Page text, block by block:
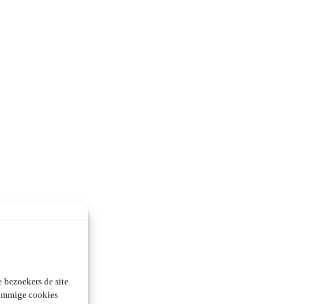
de site
cookies